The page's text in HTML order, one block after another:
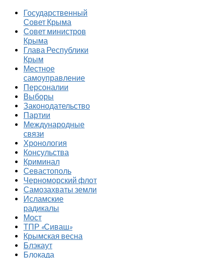
Государственный
Совет Крыма
Совет министров
Крыма
Глава Республики
Крым
Местное
самоуправление
Персоналии
Выборы
Законодательство
Партии
Международные
связи
Хронология
Консульства
Криминал
Севастополь
Черноморский флот
Самозахваты земли
Исламские
радикалы
Мост
ТПР «Сиваш»
Крымская весна
Блэкаут
Блокада